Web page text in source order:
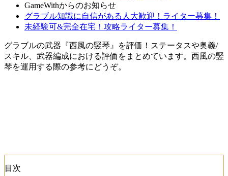
GameWithからのお知らせ
グラブル知識に自信がある人大歓迎！ライター募集！
未経験可&完全在宅！攻略ライター募集！
グラブルの武器『西風の竪琴』を評価！ステータスや奥義/
スキル、武器編成における評価をまとめています。西風の竪
琴を運用する際の参考にどうぞ。
目次